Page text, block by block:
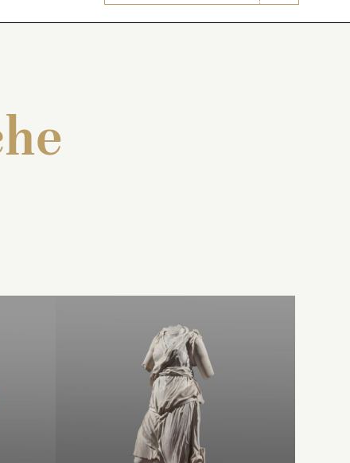
Une
en
du
Inventaire de 1707 : « Une
statue de marbre blanc, en
pied, représentant un
Apollon ayant la teste
couronnée de laurier avec